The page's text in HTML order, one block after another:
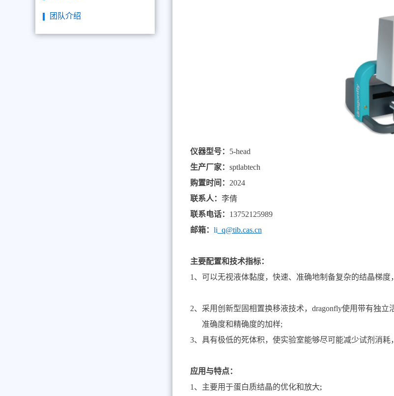
团队介绍
仪器型号： 5-head
生产厂家： sptlabtech
购置时间： 2024
联系人： 李倩
联系电话： 13752125989
邮箱： li q@tib.cas.cn
主要配置和技术指标：
1 、可以无视液体黏度，快速、准确地制备复杂的结晶梯
2、采用创新型固相置换移液技术， dragonfly使用带有独立
准确度和精确度的加样;
3、具有极低的死体积，使实验室能够尽可能减少试剂消耗
应用与特点：
1 、主要用于蛋白质结晶的优化和放大;